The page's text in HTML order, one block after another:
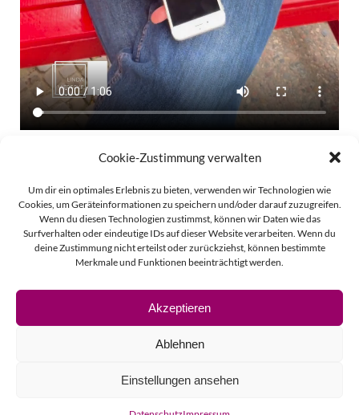
Cookie-Zustimmung verwalten
Um dir ein optimales Erlebnis zu bieten, verwenden wir Technologien wie
Cookies, um Geräteinformationen zu speichern und/oder darauf zuzugreifen.
Wenn du diesen Technologien zustimmst, können wir Daten wie das
Surfverhalten oder eindeutige IDs auf dieser Website verarbeiten. Wenn du
deine Zustimmung nicht erteilst oder zurückziehst, können bestimmte
Merkmale und Funktionen beeinträchtigt werden.
Akzeptieren
Ablehnen
Einstellungen ansehen
© 2026 Linda Vierecke.